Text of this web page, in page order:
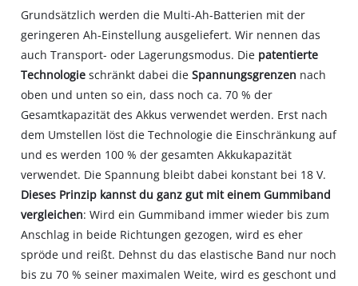
Grundsätzlich werden die Multi-Ah-Batterien mit der
geringeren Ah-Einstellung ausgeliefert. Wir nennen das
auch Transport- oder Lagerungsmodus. Die patentierte
Technologie schränkt dabei dieSpannungsgrenzen nach
oben und unten so ein, dass noch ca. 70 % der
Gesamtkapazität des Akkus verwendet werden. Erst nach
dem Umstellen löst die Technologie die Einschränkung auf
und es werden 100 % der gesamten Akkukapazität
verwendet. Die Spannung bleibt dabei konstant bei 18 V.
Dieses Prinzip kannst du ganz gut mit einem Gummiband
vergleichen: Wird ein Gummiband immer wieder bis zum
Anschlag in beide Richtungen gezogen, wird es eher
spröde und reißt. Dehnst du das elastische Band nur noch
bis zu 70 % seiner maximalen Weite, wird es geschont und